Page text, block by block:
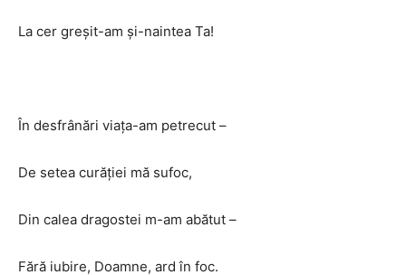
La cer greşit-am şi-naintea Ta!
În desfrânări viaţa-am petrecut –
De setea curăţiei mă sufoc,
Din calea dragostei m-am abătut –
Fără iubire, Doamne, ard în foc.